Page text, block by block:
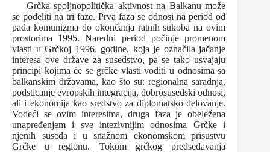
Grčka spoljnopolitička aktivnost na Balkanu može
se podeliti na tri faze. Prva faza se odnosi na period od
pada komunizma do okončanja ratnih sukoba na ovim
prostorima 1995. Naredni period počinje promenom
vlasti u Grčkoj 1996. godine, koja je označila jačanje
interesa ove države za susedstvo, pa se tako usvajaju
principi kojima će se grčke vlasti voditi u odnosima sa
balkanskim državama, kao što su: regionalna saradnja,
podsticanje evropskih integracija, dobrosusedski odnosi,
ali i ekonomija kao sredstvo za diplomatsko delovanje.
Vodeći se ovim interesima, druga faza je obeležena
unapređenjem i sve intezivnijim odnosima Grčke i
njenih suseda i u snažnom ekonomskom prisustvu
Grčke u regionu. Tokom grčkog predsedavanja